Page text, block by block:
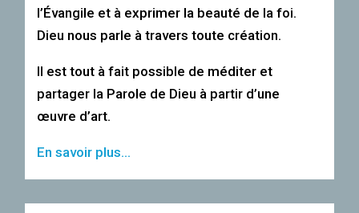
l’Évangile et à exprimer la beauté de la foi.
Dieu nous parle à travers toute création.
Il est tout à fait possible de méditer et
partager la Parole de Dieu à partir d’une
œuvre d’art.
En savoir plus…